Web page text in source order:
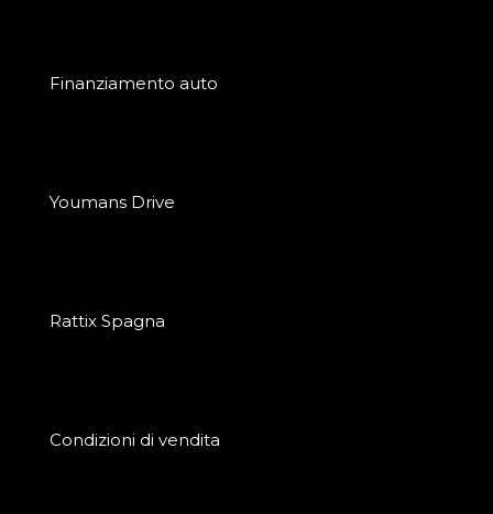
Finanziamento auto
Youmans Drive
Rattix Spagna
Condizioni di vendita